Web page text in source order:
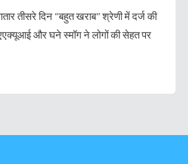
तीसरे दिन “बहुत खराब” श्रेणी में दर्ज की
और घने स्मॉग ने लोगों की सेहत पर